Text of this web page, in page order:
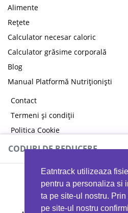
Eatntrack utilizeaza
pentru a personaliza si
ta pe site-ul nostru.
pe site-ul nostru
Alimente
Rețete
Calculator necesar caloric
Calculator grăsime corporală
Blog
Manual Platformă Nutriționiști
Contact
Termeni și condiții
Politica Cookie
Politica de confidențialitate
CODURI DE REDUCERE